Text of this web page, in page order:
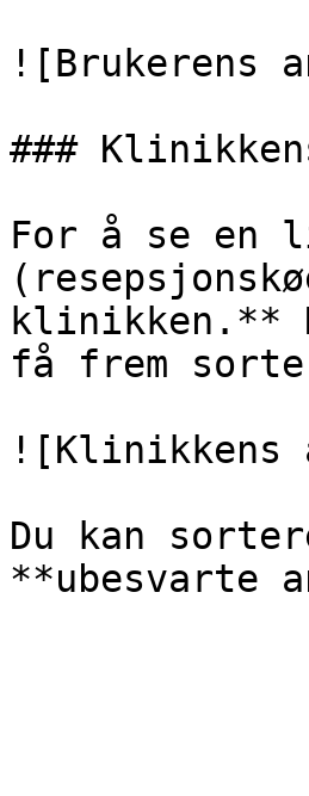
![Brukerens
###
For å se en
klinikken.**
få frem
![Klinikkens
Du kan